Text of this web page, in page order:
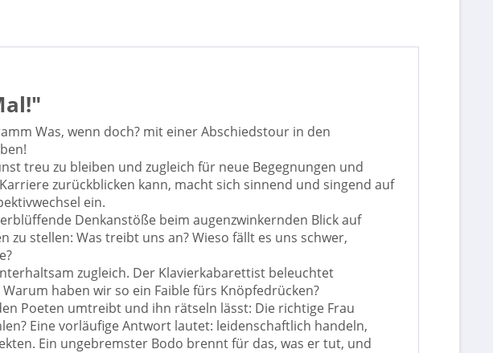
Was, wenn doch? mit einer Abschiedstour in den
treu zu bleiben und zugleich für neue Begegnungen und
zurückblicken kann, macht sich sinnend und singend auf
ein.
Denkanstöße beim augenzwinkernden Blick auf
stellen: Was treibt uns an? Wieso fällt es uns schwer,
zugleich. Der Klavierkabarettist beleuchtet
haben wir so ein Faible fürs Knöpfedrücken?
Poeten umtreibt und ihn rätseln lässt: Die richtige Frau
Eine vorläufige Antwort lautet: leidenschaftlich handeln,
Ein ungebremster Bodo brennt für das, was er tut, und